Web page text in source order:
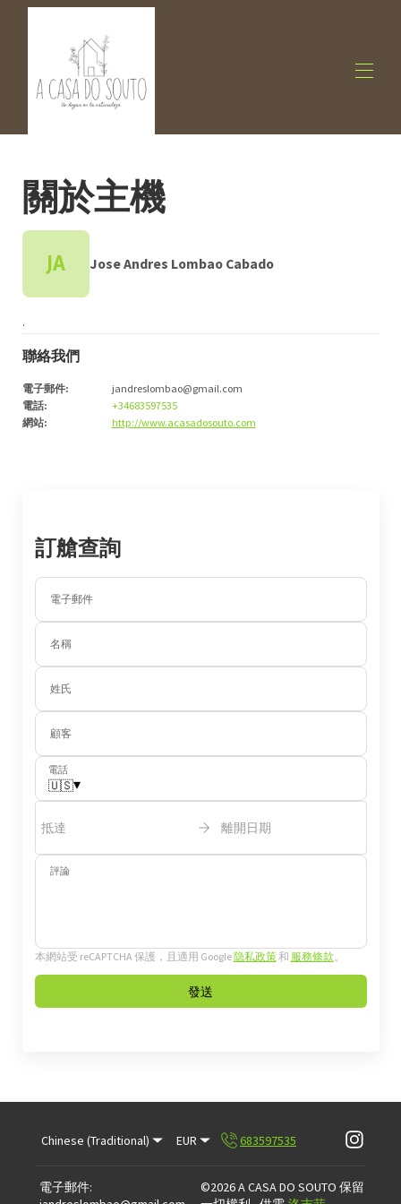
Contact us
關於主機
JA Jose Andres Lombao Cabado
.
聯絡我們
電子郵件:
jandreslombao@gmail.com
電話:
+34683597535
網站: http://www.acasadosouto.com
訂艙查詢
電子郵件
名稱
姓氏
顧客
電話
🇺🇸▾
抵達 離開日期
評論
本網站受 reCAPTCHA 保護，且適用 Google隐私政策和 服務條款。
發送
Chinese (Traditional) EUR 683597535
電子郵件:
©2026A CASA DO SOUTO 保留